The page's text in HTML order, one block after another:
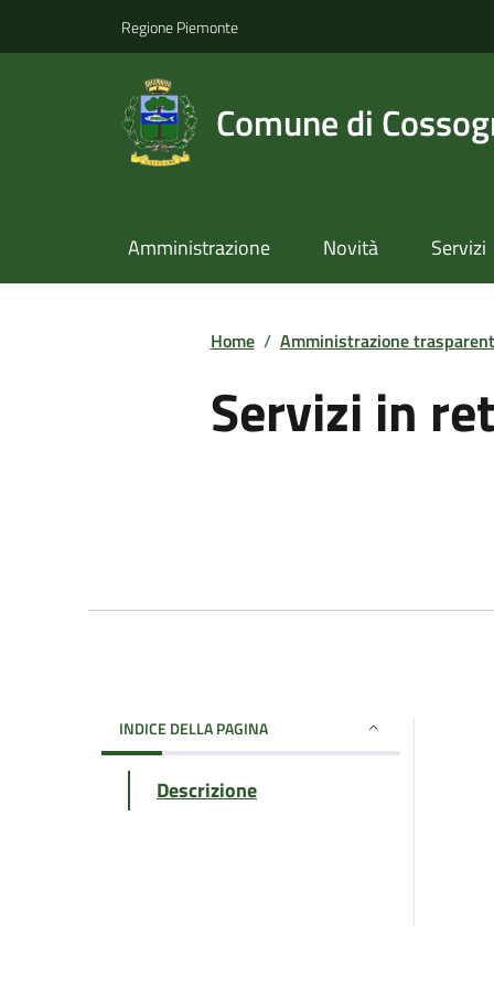
Regione Piemonte
Comune di
Amministrazione Novità Servizi
Home / Amministrazione
Servizi in
INDICE DELLA PAGINA
Descrizione